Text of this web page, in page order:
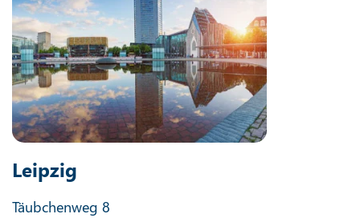
Leipzig
Täubchenweg 8